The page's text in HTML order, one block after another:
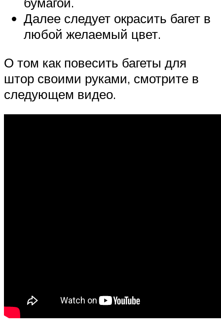
Далее следует окрасить багет в
любой желаемый цвет.
О том как повесить багеты для
штор своими руками, смотрите в
следующем видео.